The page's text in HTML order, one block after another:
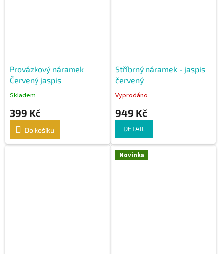
Provázkový náramek
Červený jaspis
Skladem
399 Kč
Do košíku
Stříbrný náramek - jaspis
červený
Vyprodáno
949 Kč
DETAIL
Novinka